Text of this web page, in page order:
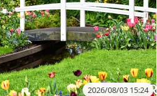
2026/08/03 15:24